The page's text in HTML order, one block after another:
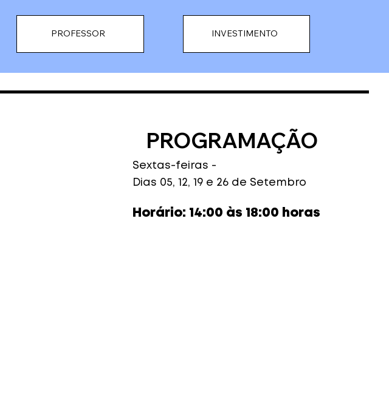
PROFESSOR INVESTIMENTO
PROGRAMAÇÃO
Sextas-feiras -
Dias 05, 12, 19 e 26 de Setembro
Horário: 14:00 às 18:00 horas